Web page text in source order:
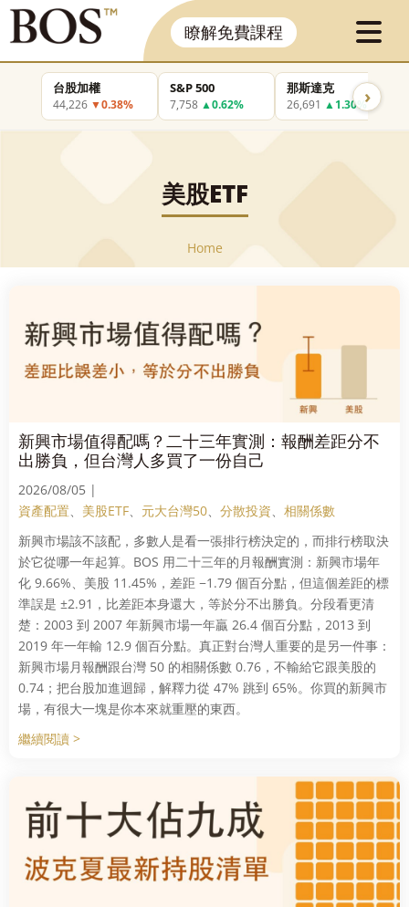
瞭解免費課程
台股加權
44,226 ▼0.38%
S&P 500
7,758 ▲0.62%
那斯達克
26,691 ▲1.30%›
美股ETF
Home
新興市場值得配嗎？二十三年實測：報酬差距分不
出勝負，但台灣人多買了一份自己
2026/08/05 |
資產配置、 美股ETF、 元大台灣50、 分散投資、 相關係數
新興市場該不該配，多數人是看一張排行榜決定的，而排行榜取決
於它從哪一年起算。BOS 用二十三年的月報酬實測：新興市場年
化 9.66%、美股 11.45%，差距 −1.79 個百分點，但這個差距的標
準誤是 ±2.91，比差距本身還大，等於分不出勝負。分段看更清
楚：2003 到 2007 年新興市場一年贏 26.4 個百分點，2013 到
2019 年一年輸 12.9 個百分點。真正對台灣人重要的是另一件事：
新興市場月報酬跟台灣 50 的相關係數 0.76，不輸給它跟美股的
0.74；把台股加進迴歸，解釋力從 47% 跳到 65%。你買的新興市
場，有很大一塊是你本來就重壓的東西。
繼續閱讀 >